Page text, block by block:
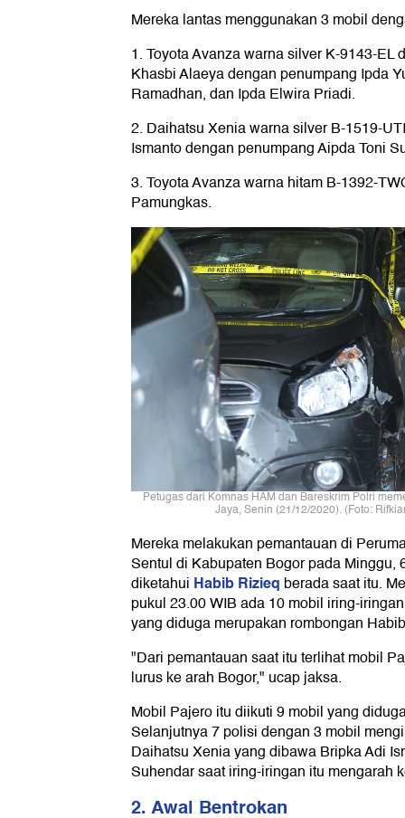
Mereka lantas menggunakan 3 mobil
1. Toyota Avanza warna silver K-9143-EL
Khasbi Alaeya dengan penumpang Ipda
Ramadhan, dan Ipda Elwira Priadi.
2. Daihatsu Xenia warna silver B-1519-
Ismanto dengan penumpang Aipda Toni
3. Toyota Avanza warna hitam B-1392-
Pamungkas.
Petugas dari Komnas HAM dan Bareskrim Polri
Jaya, Senin (21/12/2020). (Foto:
Mereka melakukan pemantauan di
Sentul di Kabupaten Bogor pada Minggu,
diketahui Habib Rizieq berada saat itu.
pukul 23.00 WIB ada 10 mobil iring-
yang diduga merupakan rombongan
"Dari pemantauan saat itu terlihat mobil
lurus ke arah Bogor," ucap jaksa.
Mobil Pajero itu diikuti 9 mobil yang
Selanjutnya 7 polisi dengan 3 mobil
Daihatsu Xenia yang dibawa Bripka Adi
Suhendar saat iring-iringan itu mengarah
2. Awal Bentrokan